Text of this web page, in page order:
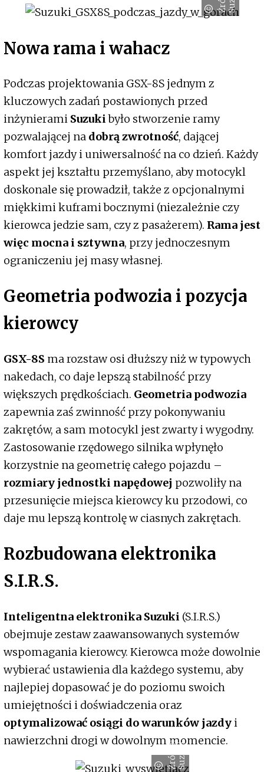
Nowa rama i wahacz
Podczas projektowania GSX-8S jednym z
kluczowych zadań postawionych przed
inżynierami Suzukibyło stworzenie ramy
pozwalającej na dobrą zwrotność, dającej
komfort jazdy i uniwersalność na co dzień. Każdy
aspekt jej kształtu przemyślano, aby motocykl
doskonale się prowadził, także z opcjonalnymi
miękkimi kuframi bocznymi (niezależnie czy
kierowca jedzie sam, czy z pasażerem). Rama jest
więc mocna i sztywna, przy jednoczesnym
ograniczeniu jej masy własnej.
Geometria podwozia i pozycja
kierowcy
GSX-8S ma rozstaw osi dłuższy niż w typowych
nakedach, co daje lepszą stabilność przy
większych prędkościach. Geometria podwozia
zapewnia zaś zwinność przy pokonywaniu
zakrętów, a sam motocykl jest zwarty i wygodny.
Zastosowanie rzędowego silnika wpłynęło
korzystnie na geometrię całego pojazdu –
rozmiary jednostki napędowej pozwoliły na
przesunięcie miejsca kierowcy ku przodowi, co
daje mu lepszą kontrolę w ciasnych zakrętach.
Rozbudowana elektronika
S.I.R.S.
Inteligentna elektronika Suzuki (S.I.R.S.)
obejmuje zestaw zaawansowanych systemów
wspomagania kierowcy. Kierowca może dowolnie
wybierać ustawienia dla każdego systemu, aby
najlepiej dopasować je do poziomu swoich
umiejętności i doświadczenia oraz
optymalizować osiągi do warunków jazdy i
nawierzchni drogi w dowolnym momencie.
Ź
r
ó
d
ło
:
S
u
z
u
ki